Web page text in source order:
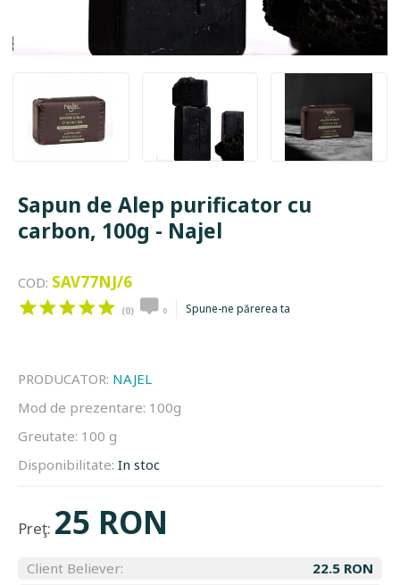
Sapun de Alep purificator cu
carbon, 100g - Najel
COD: SAV77NJ/6
(0) 0 Spune-ne părerea ta
PRODUCATOR: NAJEL
Mod de prezentare: 100g
Greutate: 100 g
Disponibilitate: In stoc
Preţ: 25 RON
Client Believer:
22.5 RON